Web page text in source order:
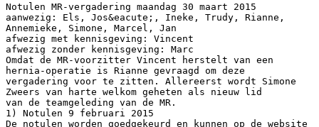
Notulen MR-vergadering maandag 30 maart 2015
aanwezig: Els, Jos&eacute;, Ineke, Trudy, Rianne,
Annemieke, Simone, Marcel, Jan
afwezig met kennisgeving: Vincent
afwezig zonder kennisgeving: Marc
Omdat de MR-voorzitter Vincent herstelt van een
hernia-operatie is Rianne gevraagd om deze
vergadering voor te zitten. Allereerst wordt Simone
Zweers van harte welkom geheten als nieuw lid
van de teamgeleding van de MR.
1) Notulen 9 februari 2015
De notulen worden goedgekeurd en kunnen op de website